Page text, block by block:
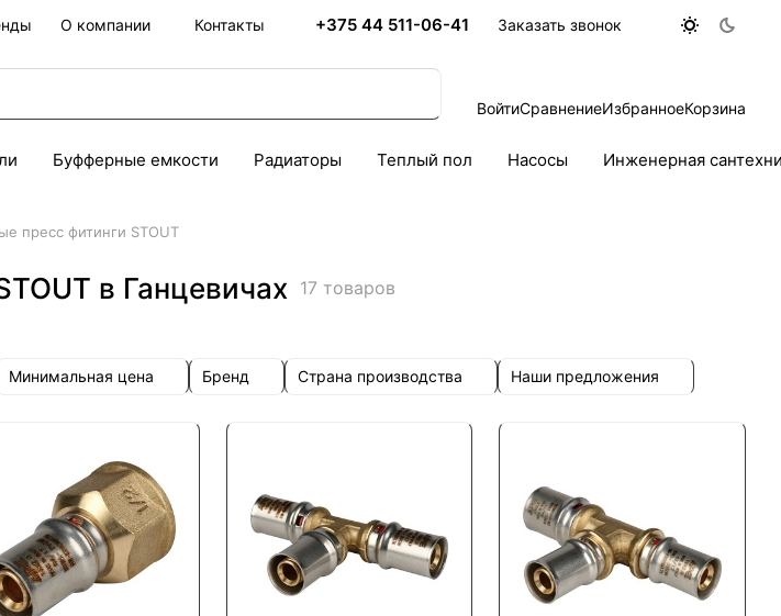
О компании Контакты +375 44 511-06-41 Заказать звонок
ВойтиСравнениеИзбранноеКорзина
Буфферные емкости Радиаторы Теплый пол Насосы Инженерная
пресс фитинги STOUT
в Ганцевичах 17 товаров
Минимальная цена Бренд Страна производства Наши предложения